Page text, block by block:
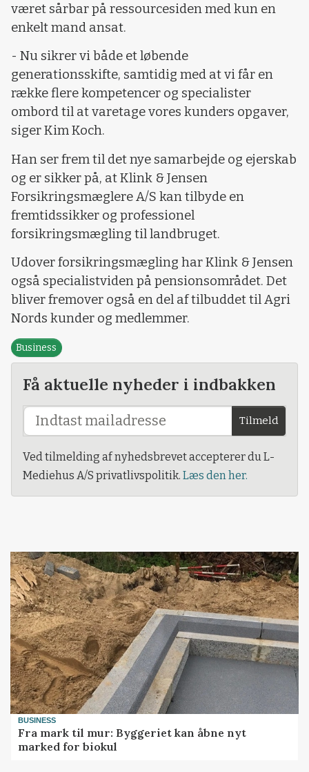
været sårbar på ressourcesiden med kun en
enkelt mand ansat.
- Nu sikrer vi både et løbende
generationsskifte, samtidig med at vi får en
række flere kompetencer og specialister
ombord til at varetage vores kunders opgaver,
siger Kim Koch.
Han ser frem til det nye samarbejde og ejerskab
og er sikker på, at Klink & Jensen
Forsikringsmæglere A/S kan tilbyde en
fremtidssikker og professionel
forsikringsmægling til landbruget.
Udover forsikringsmægling har Klink & Jensen
også specialistviden på pensionsområdet. Det
bliver fremover også en del af tilbuddet til Agri
Nords kunder og medlemmer.
Business
Få aktuelle nyheder i indbakken
Tilmeld
Ved tilmelding af nyhedsbrevet accepterer du L-
Mediehus A/S privatlivspolitik. Læs den her.
BUSINESS
Fra mark til mur: Byggeriet kan åbne nyt
marked for biokul